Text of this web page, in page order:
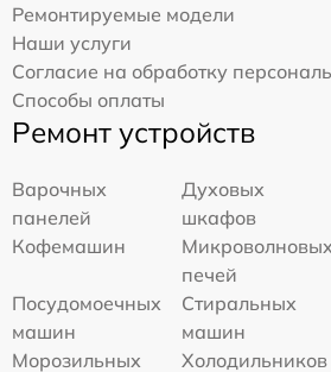
Ремонтируемые модели
Наши услуги
Согласие на обработку
Способы оплаты
Ремонт устройств
Варочных
панелей
Духовых
шкафов
Кофемашин
печей
Посудомоечных
машин
Стиральных
машин
Морозильных
Холодильников